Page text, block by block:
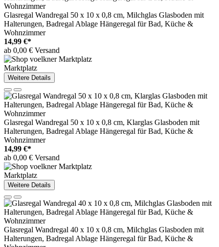
Glasregal Wandregal 50 x 10 x 0,8 cm, Milchglas Glasboden mit
Halterungen, Badregal Ablage Hängeregal für Bad, Küche &
Wohnzimmer
14,99 €*
ab 0,00 € Versand
Marktplatz
Weitere Details
Glasregal Wandregal 50 x 10 x 0,8 cm, Klarglas Glasboden mit
Halterungen, Badregal Ablage Hängeregal für Bad, Küche &
Wohnzimmer
14,99 €*
ab 0,00 € Versand
Marktplatz
Weitere Details
Glasregal Wandregal 40 x 10 x 0,8 cm, Milchglas Glasboden mit
Halterungen, Badregal Ablage Hängeregal für Bad, Küche &